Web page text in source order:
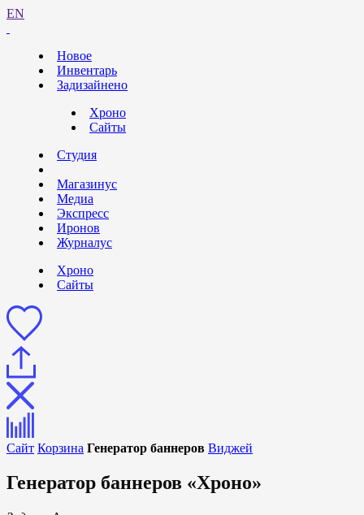
EN
Новое
Инвентарь
Задизайнено
Хроно
Сайты
Студия
Магазинус
Медиа
Экспресс
Иронов
Журналус
Хроно
Сайты
Сайт Корзина Генератор баннеров Виджей
Генератор баннеров «Хроно»